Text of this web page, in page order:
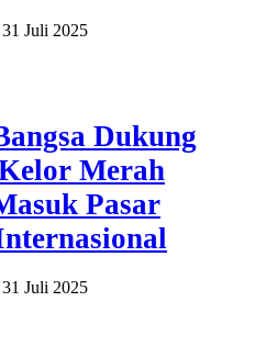
31 Juli 2025
Dukung
Merah
Pasar
31 Juli 2025